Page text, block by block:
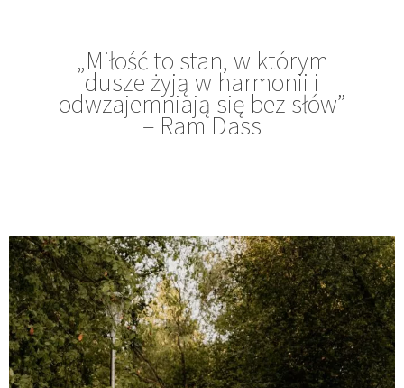
„Miłość to stan, w którym
dusze żyją w harmonii i
odwzajemniają się bez słów”
– Ram Dass